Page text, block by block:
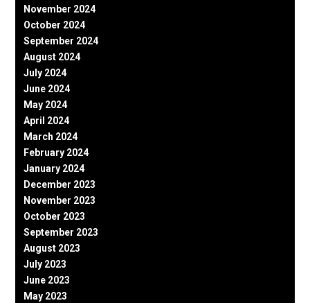
November 2024
October 2024
September 2024
August 2024
July 2024
June 2024
May 2024
April 2024
March 2024
February 2024
January 2024
December 2023
November 2023
October 2023
September 2023
August 2023
July 2023
June 2023
May 2023